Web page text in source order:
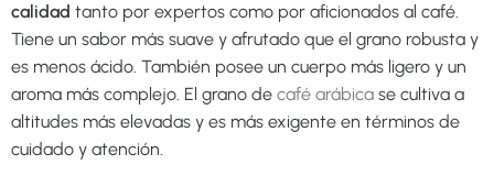
calidad tanto por expertos como por aficionados al café.
Tiene un sabor más suave y afrutado que el grano robusta y
es menos ácido. También posee un cuerpo más ligero y un
aroma más complejo. El grano de café arábica se cultiva a
altitudes más elevadas y es más exigente en términos de
cuidado y atención.